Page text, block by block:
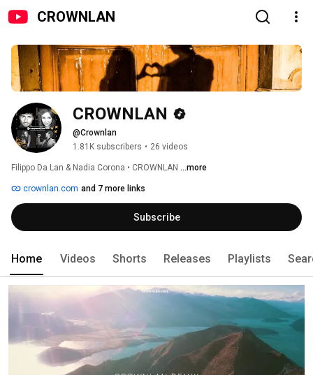
CROWNLAN
CROWNLAN
@Crownlan
1.81K subscribers • 26 videos
Filippo Da Lan & Nadia Corona • CROWNLAN ...more
crownlan.com and 7 more links
Subscribe
Home Videos Shorts Releases Playlists